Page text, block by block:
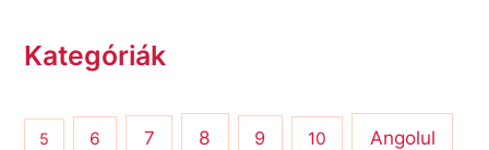
Kategóriák
5 6 7 8 9 10 Angolul